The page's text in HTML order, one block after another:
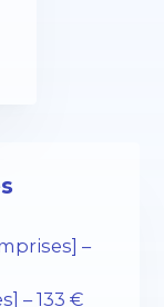
–
– 133 €